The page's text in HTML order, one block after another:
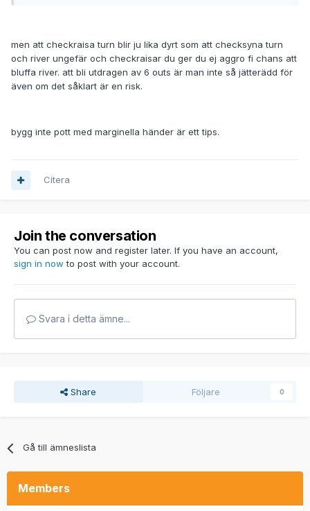
men att checkraisa turn blir ju lika dyrt som att checksyna turn
och river ungefär och checkraisar du ger du ej aggro fi chans att
bluffa river. att bli utdragen av 6 outs är man inte så jätterädd för
även om det såklart är en risk.
bygg inte pott med marginella händer är ett tips.
Citera
Join the conversation
You can post now and register later. If you have an account,
sign in now to post with your account.
Svara i detta ämne...
Share Följare 0
Gå till ämneslista
Members